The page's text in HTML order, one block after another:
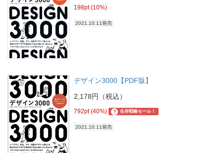
198pt (10%)
2021.10.11発売
デザイン3000【PDF版】
2,178円（税込）
792pt (40%) ? 生存戦略セール！
2021.10.11発売